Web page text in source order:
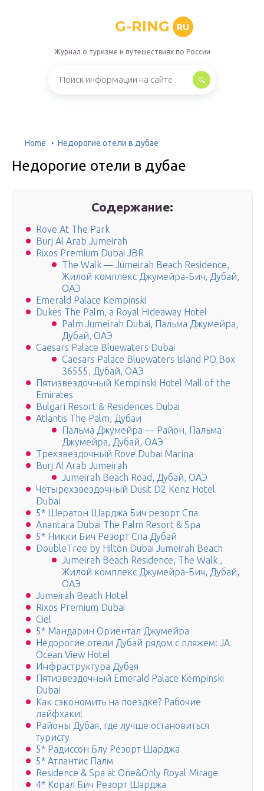
G-RING RU
Журнал о туризме и путешествиях по России
Home Недорогие отели в дубае
Недорогие отели в дубае
Содержание:
Rove At The Park
Burj Al Arab Jumeirah
Rixos Premium Dubai JBR
The Walk — Jumeirah Beach Residence,
Жилой комплекс Джумейра-Бич, Дубай,
ОАЭ
Emerald Palace Kempinski
Dukes The Palm, a Royal Hideaway Hotel
Palm Jumeirah Dubai, Пальма Джумейра,
Дубай, ОАЭ
Caesars Palace Bluewaters Dubai
Caesars Palace Bluewaters Island PO Box
36555, Дубай, ОАЭ
Пятизвездочный Kempinski Hotel Mall of the
Emirates
Bulgari Resort & Residences Dubai
Atlantis The Palm, Дубаи
Пальма Джумейра — Район, Пальма
Джумейра, Дубай, ОАЭ
Трехзвездочный Rove Dubai Marina
Burj Al Arab Jumeirah
Jumeirah Beach Road, Дубай, ОАЭ
Четырехзвездочный Dusit D2 Kenz Hotel
Dubai
5* Шератон Шарджа Бич резорт Спа
Anantara Dubai The Palm Resort & Spa
5* Никки Бич Резорт Спа Дубай
DoubleTree by Hilton Dubai Jumeirah Beach
Jumeirah Beach Residence, The Walk ,
Жилой комплекс Джумейра-Бич, Дубай,
ОАЭ
Jumeirah Beach Hotel
Rixos Premium Dubai
Ciel
5* Мандарин Ориентал Джумейра
Недорогие отели Дубай рядом с пляжем: JA
Ocean View Hotel
Инфраструктура Дубая
Пятизвездочный Emerald Palace Kempinski
Dubai
Как сэкономить на поездке? Рабочие
лайфхаки!
Районы Дубая, где лучше остановиться
туристу
5* Радиссон Блу Резорт Шарджа
5* Атлантис Палм
Residence & Spa at One&Only Royal Mirage
4* Корал Бич Резорт Шарджа